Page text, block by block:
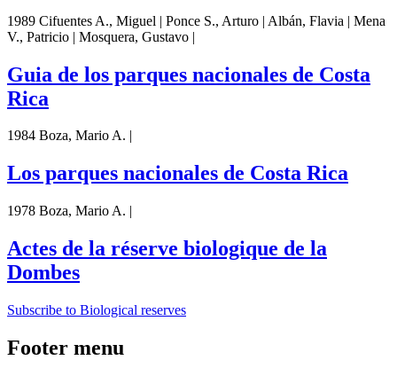
1989 Cifuentes A., Miguel | Ponce S., Arturo | Albán, Flavia | Mena
V., Patricio | Mosquera, Gustavo |
Guia de los parques nacionales de Costa
Rica
1984 Boza, Mario A. |
Los parques nacionales de Costa Rica
1978 Boza, Mario A. |
Actes de la réserve biologique de la
Dombes
Subscribe to Biological reserves
Footer menu